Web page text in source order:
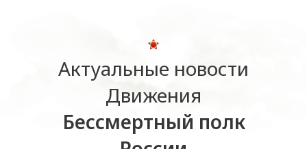
Актуальные новости
Движения
Бессмертный полк